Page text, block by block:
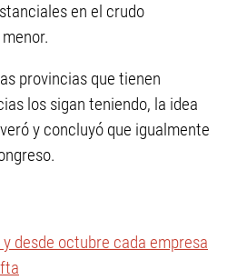
en el crudo
provincias que tienen
los sigan teniendo, la idea
y concluyó que igualmente
desde octubre cada empresa